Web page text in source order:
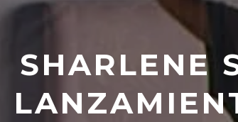
SHARLENE